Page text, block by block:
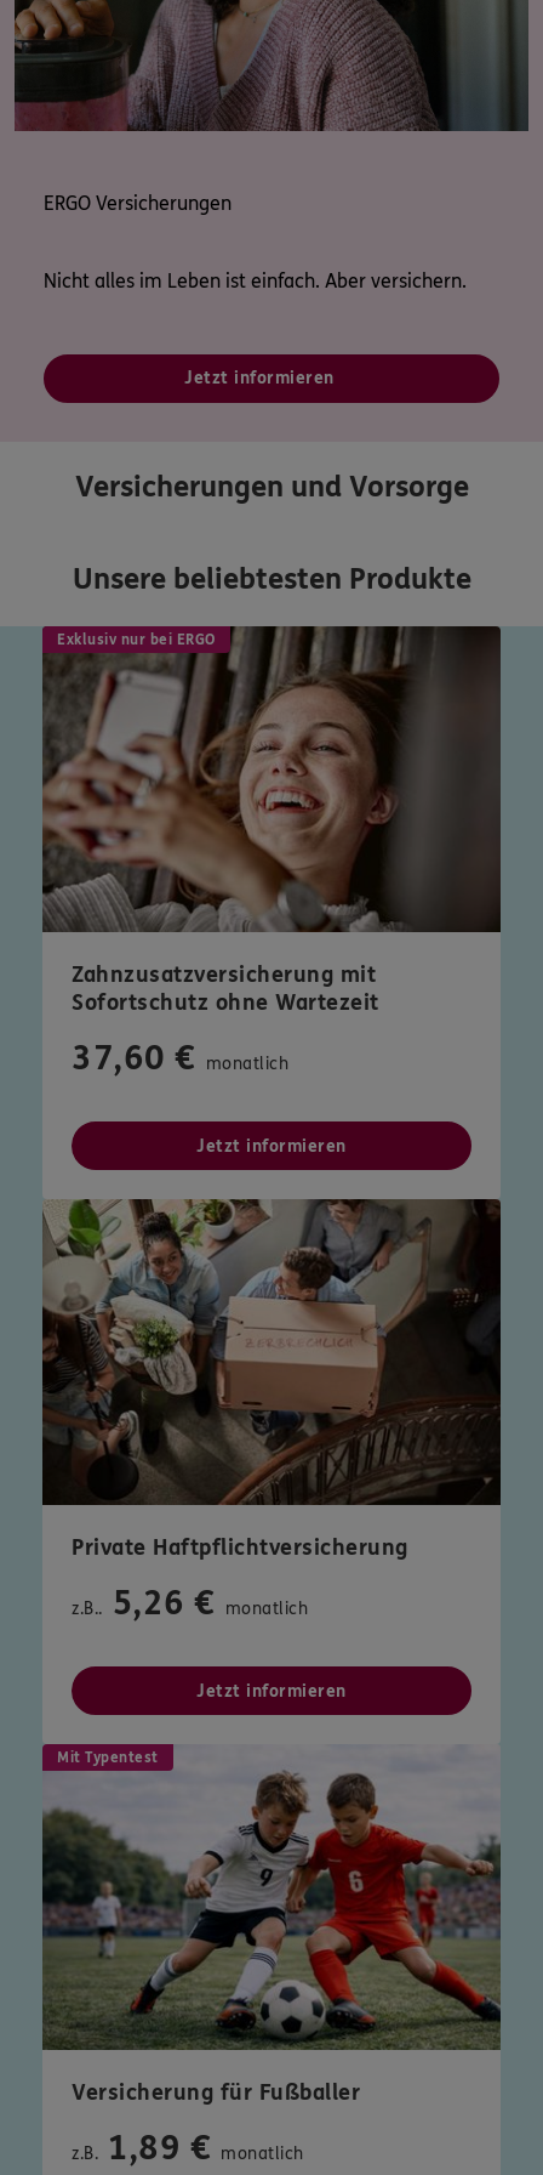
ERGO Versicherungen
Nicht alles im Leben ist einfach. Aber versichern.
Jetzt informieren
Versicherungen und Vorsorge
Unsere beliebtesten Produkte
Exklusiv nur bei ERGO
Zahnzusatzversicherung mit
Sofortschutz ohne Wartezeit
37,60 € monatlich
Jetzt informieren
Private Haftpflichtversicherung
z.B.. 5,26 € monatlich
Jetzt informieren
Mit Typentest
Versicherung für Fußballer
z.B. 1,89 € monatlich